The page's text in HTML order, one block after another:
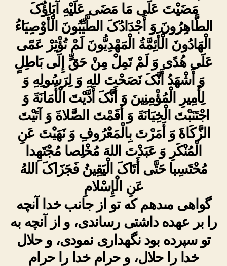
مَضَیْتَ عَلَى مَا مَضَى عَلَیْهِ آبَاؤُکَ
الطَّاهِرُونَ وَ أَجْدَادُکَ الطَّیِّبُونَ الْأَوْصِیَاءُ
الْهَادُونَ الْأَئِمَّةُ الْمَهْدِیُّونَ لَمْ تُؤْثِرْ عَمًى
عَلَى هُدًى وَ لَمْ تَمِلْ مِنْ حَقٍّ إِلَى بَاطِلٍ
وَ أَشْهَدُ أَنَّکَ نَصَحْتَ للهِ وَ لِرَسُولِهِ وَ
لِأَمِیرِ الْمُؤْمِنِینَ وَ أَنَّکَ أَدَّیْتَ الْأَمَانَةَ وَ
اجْتَنَبْتَ الْخِیَانَةَ وَ أَقَمْتَ الصَّلاةَ وَ آتَیْتَ
الزَّکَاةَ وَ أَمَرْتَ بِالْمَعْرُوفِ وَ نَهَیْتَ عَنِ
الْمُنْکَرِ وَ عَبَدْتَ اللهَ مُخْلِصا مُجْتَهِدا
مُحْتَسِبا حَتَّى أَتَاکَ الْیَقِینُ فَجَزَاکَ اللهُ
عَنِ الْإِسْلامِ
گواهى مى‏دهم که تو از جانب خدا آنچه
را بر عهده داشتى رساندى، و از آنچه به
تو سپرده بود نگهدارى نمودى، و حلال‏
خدا را حلال، و حرام خدا را حرام